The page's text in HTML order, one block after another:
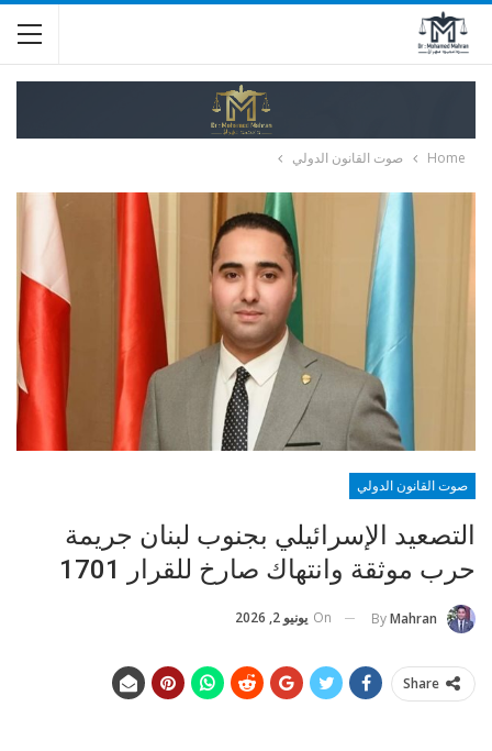
Home صوت القانون الدولي
صوت القانون الدولي
التصعيد الإسرائيلي بجنوب لبنان جريمة
حرب موثقة وانتهاك صارخ للقرار 1701
ByMahran
On يونيو 2, 2026
Share